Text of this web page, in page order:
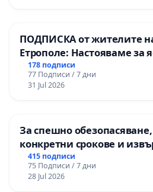
ПОДПИСКА от жителите
Етрополе: Настояваме за
“Елаците-МЕД” АД и от
изпълнят всички
178 подписи
77 Подписи / 7 дни
31 Jul 2026
За спешно
конкретни срокове и
цялостна рехабилитация
републиканския път
„Тракия“ - гр. Ихтиман - с.
415 подписи
75 Подписи / 7 дни
28 Jul 2026